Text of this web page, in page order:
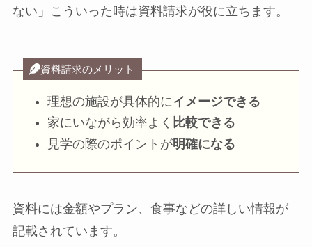
ない」こういった時は資料請求が役に立ちます。
資料請求のメリット
理想の施設が具体的にイメージできる
家にいながら効率よく 比較できる
見学の際のポイントが明確になる
資料には金額やプラン、食事などの詳しい情報が
記載されています。